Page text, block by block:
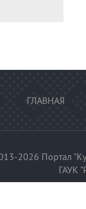
ГЛАВНАЯ
2026 Портал
ГАУК